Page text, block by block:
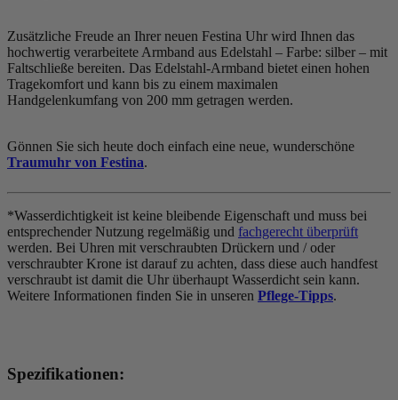
Zusätzliche Freude an Ihrer neuen Festina Uhr wird Ihnen das
hochwertig verarbeitete Armband aus Edelstahl – Farbe: silber – mit
Faltschließe bereiten. Das Edelstahl-Armband bietet einen hohen
Tragekomfort und kann bis zu einem maximalen
Handgelenkumfang von 200 mm getragen werden.
Gönnen Sie sich heute doch einfach eine neue, wunderschöne
Traumuhr von Festina.
*Wasserdichtigkeit ist keine bleibende Eigenschaft und muss bei
entsprechender Nutzung regelmäßig und fachgerecht überprüft
werden. Bei Uhren mit verschraubten Drückern und / oder
verschraubter Krone ist darauf zu achten, dass diese auch handfest
verschraubt ist damit die Uhr überhaupt Wasserdicht sein kann.
Weitere Informationen finden Sie in unseren Pflege-Tipps.
Spezifikationen: